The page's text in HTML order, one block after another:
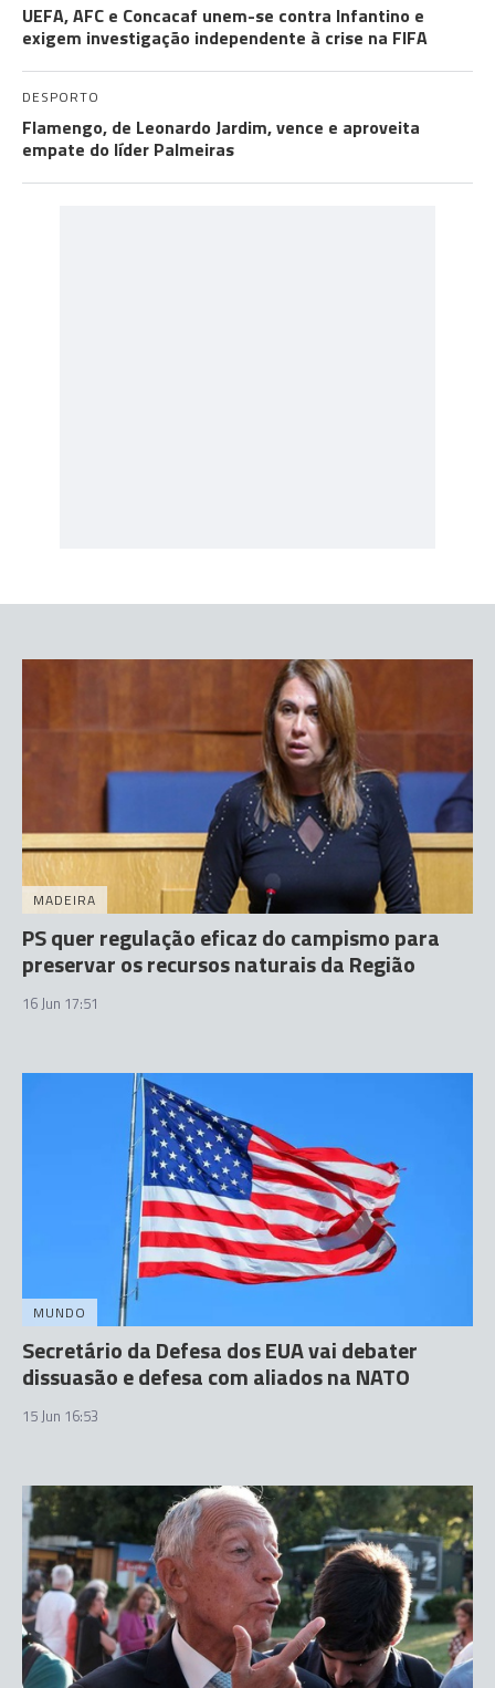
UEFA, AFC e Concacaf unem-se contra Infantino e
exigem investigação independente à crise na FIFA
DESPORTO
Flamengo, de Leonardo Jardim, vence e aproveita
empate do líder Palmeiras
MADEIRA
PS quer regulação eficaz do campismo para
preservar os recursos naturais da Região
16 Jun 17:51
MUNDO
Secretário da Defesa dos EUA vai debater
dissuasão e defesa com aliados na NATO
15 Jun 16:53